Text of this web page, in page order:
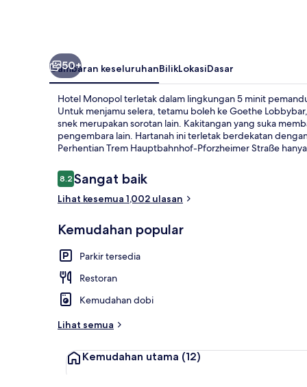
50+
Gambaran keseluruhanBilikLokasiDasar
Hotel Monopol terletak dalam lingkungan 5 minit
Untuk menjamu selera, tetamu boleh ke Goethe
snek merupakan sorotan lain. Kakitangan yang suka
pengembara lain. Hartanah ini terletak berdekatan
Perhentian Trem Hauptbahnhof-Pforzheimer Straße
Ulasan
8.28.2 daripada 10
Sangat baik
Lihat kesemua 1,002 ulasan
Kemudahan popular
Parkir tersedia
Restoran
Kemudahan dobi
Lihat semua
Kemudahan utama (12)